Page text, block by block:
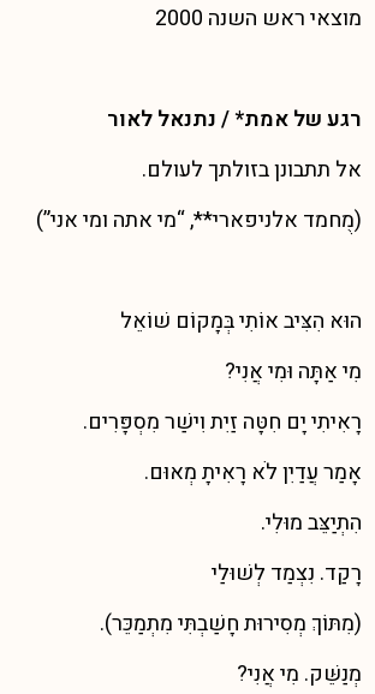
מוצאי ראש השנה 2000
רגע של אמת* / נתנאל לאור
אל תתבונן בזולתך לעולם.
(מֻחמד אלניפארי**, “מי אתה ומי אני”)
הוּא הִצִּיב אוֹתִי בְּמָקוֹם שׁוֹאֵל
מִי אַתָּה וּמִי אֲנִי?
רָאִיתִי יָם חִטָּה זַיִת וִישַׁר מִסְפָּרִים.
אָמַר עֲדַיִן לֹא רָאִיתָ מְאוּם.
הִתְיַצֵּב מוּלִי.
רָקַד. נִצְמַד לְשׁוּלַי
(מִתּוֹךְ מְסִירוּת חָשַׁבְתִּי מִתְמַכֵּר).
מְנַשֵּׁק. מִי אֲנִי?